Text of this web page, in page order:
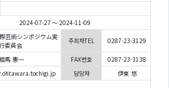
2024-07-27 ～ 2024-11-09
芸術シンポジウム実
委員会
주최자TEL 0287-23-3129
馬 憲一 FAX번호
0287-23-3138
담당자
伊東 悠